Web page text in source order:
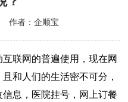
作者：企顺宝
联网的普遍使用，现在网
和人们的生活密不可分，
信息，医院挂号，网上订餐